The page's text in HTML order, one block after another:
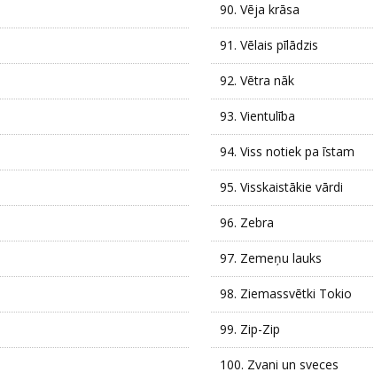
90. Vēja krāsa
91. Vēlais pīlādzis
92. Vētra nāk
93. Vientulība
94. Viss notiek pa īstam
95. Visskaistākie vārdi
96. Zebra
97. Zemeņu lauks
98. Ziemassvētki Tokio
99. Zip-Zip
100. Zvani un sveces